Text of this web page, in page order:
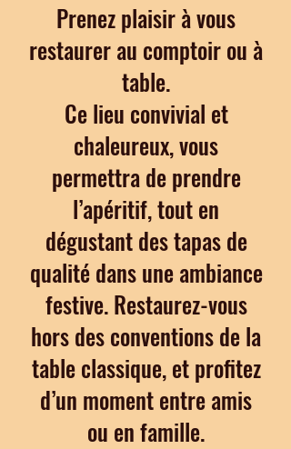
Prenez plaisir à vous
restaurer au comptoir ou à
table.
Ce lieu convivial et
chaleureux, vous
permettra de prendre
l’apéritif, tout en
dégustant des tapas de
qualité dans une ambiance
festive. Restaurez-vous
hors des conventions de la
table classique, et profitez
d’un moment entre amis
ou en famille.